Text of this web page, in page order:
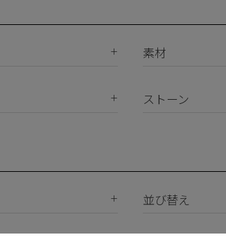
素材
K10
ストーン
合成石
ジルコニア
並び替え